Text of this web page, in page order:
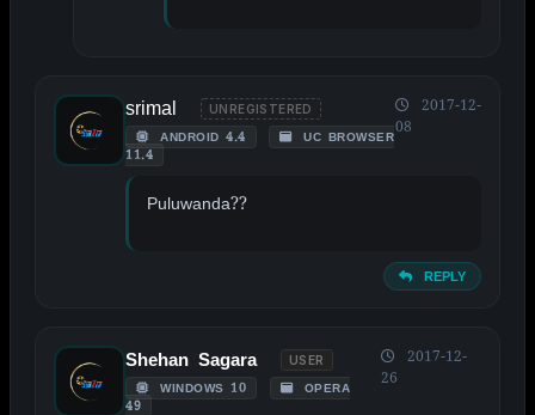
srimal UNREGISTERED
ANDROID 4.4
UC BROWSER
11.4
2017-12-
08
Puluwanda??
REPLY
Shehan Sagara USER
WINDOWS 10
OPERA
49
2017-12-
26